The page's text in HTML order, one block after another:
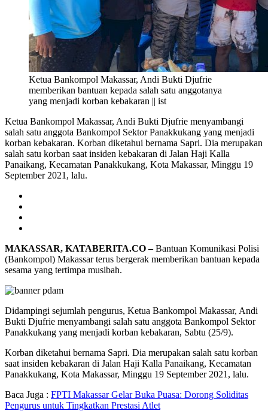
Ketua Bankompol Makassar, Andi Bukti Djufrie
memberikan bantuan kepada salah satu anggotanya
yang menjadi korban kebakaran || ist
Ketua Bankompol Makassar, Andi Bukti Djufrie menyambangi
salah satu anggota Bankompol Sektor Panakkukang yang menjadi
korban kebakaran. Korban diketahui bernama Sapri. Dia merupakan
salah satu korban saat insiden kebakaran di Jalan Haji Kalla
Panaikang, Kecamatan Panakkukang, Kota Makassar, Minggu 19
September 2021, lalu.
MAKASSAR, KATABERITA.CO –Bantuan Komunikasi Polisi
(Bankompol) Makassar terus bergerak memberikan bantuan kepada
sesama yang tertimpa musibah.
Didampingi sejumlah pengurus, Ketua Bankompol Makassar, Andi
Bukti Djufrie menyambangi salah satu anggota Bankompol Sektor
Panakkukang yang menjadi korban kebakaran, Sabtu (25/9).
Korban diketahui bernama Sapri. Dia merupakan salah satu korban
saat insiden kebakaran di Jalan Haji Kalla Panaikang, Kecamatan
Panakkukang, Kota Makassar, Minggu 19 September 2021, lalu.
Baca Juga : FPTI Makassar Gelar Buka Puasa: Dorong Soliditas
Pengurus untuk Tingkatkan Prestasi Atlet